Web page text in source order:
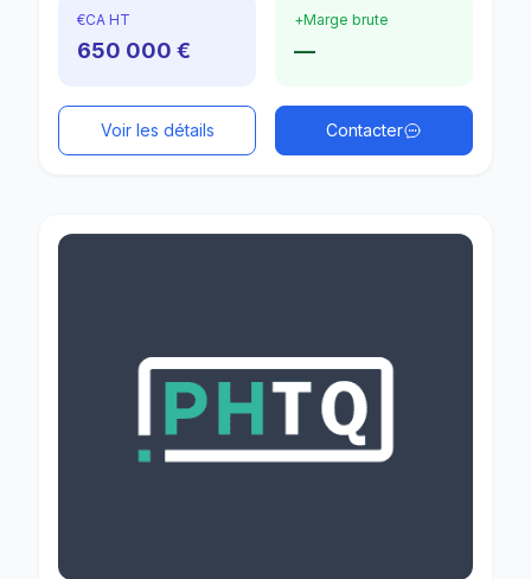
€CA HT
650 000 €
+Marge brute
—
Voir les détails Contacter